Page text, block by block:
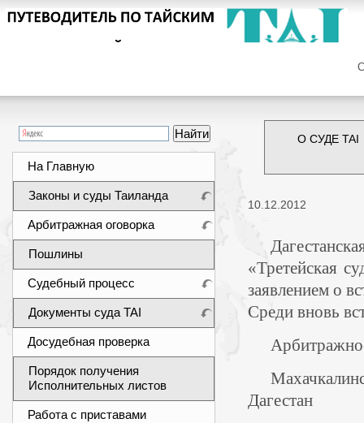
На Главную
Законы и суды Таиланда
Арбитражная оговорка
Пошлины
Судебный процесс
Документы суда TAI
Досудебная проверка
Порядок получения
Исполнительных листов
Работа с приставами
О СУДЕ TAI
10.12.2012
«Третейская
заявлением о
Среди вновь
Дагестан